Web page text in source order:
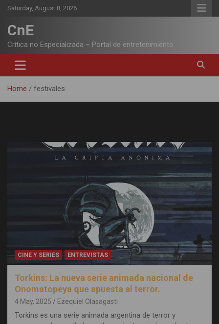
Skip
content
Saturday, August 8, 2026
CnE
Crítica no Especializada – Portal de entretenimiento
Home festivales
CINE Y SERIES ENTREVISTAS
Torkins: La nueva serie animada nacional de
Onomatopeya que apuesta al terror.
4 May, 2025 Ezequiel Olasagasti
Torkins es una serie animada argentina de terror y